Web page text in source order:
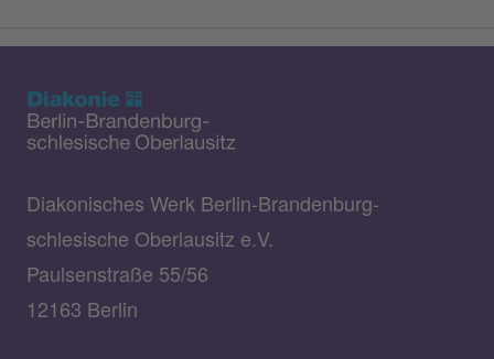
Diakonisches Werk Berlin-Brandenburg-
schlesische Oberlausitz e.V.
Paulsenstraße 55/56
12163 Berlin